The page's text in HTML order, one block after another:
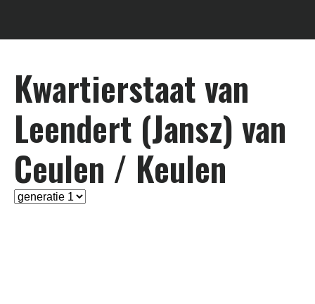
Kwartier­staat van
Leendert (Jansz) van
Ceulen / Keulen